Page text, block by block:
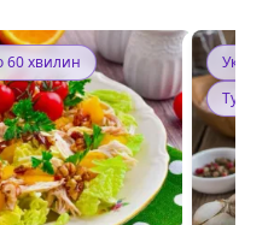
60 хвилин